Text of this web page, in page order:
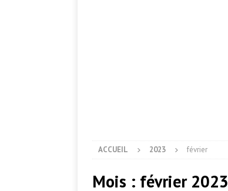
ACCUEIL 2023 février
Mois : février 2023